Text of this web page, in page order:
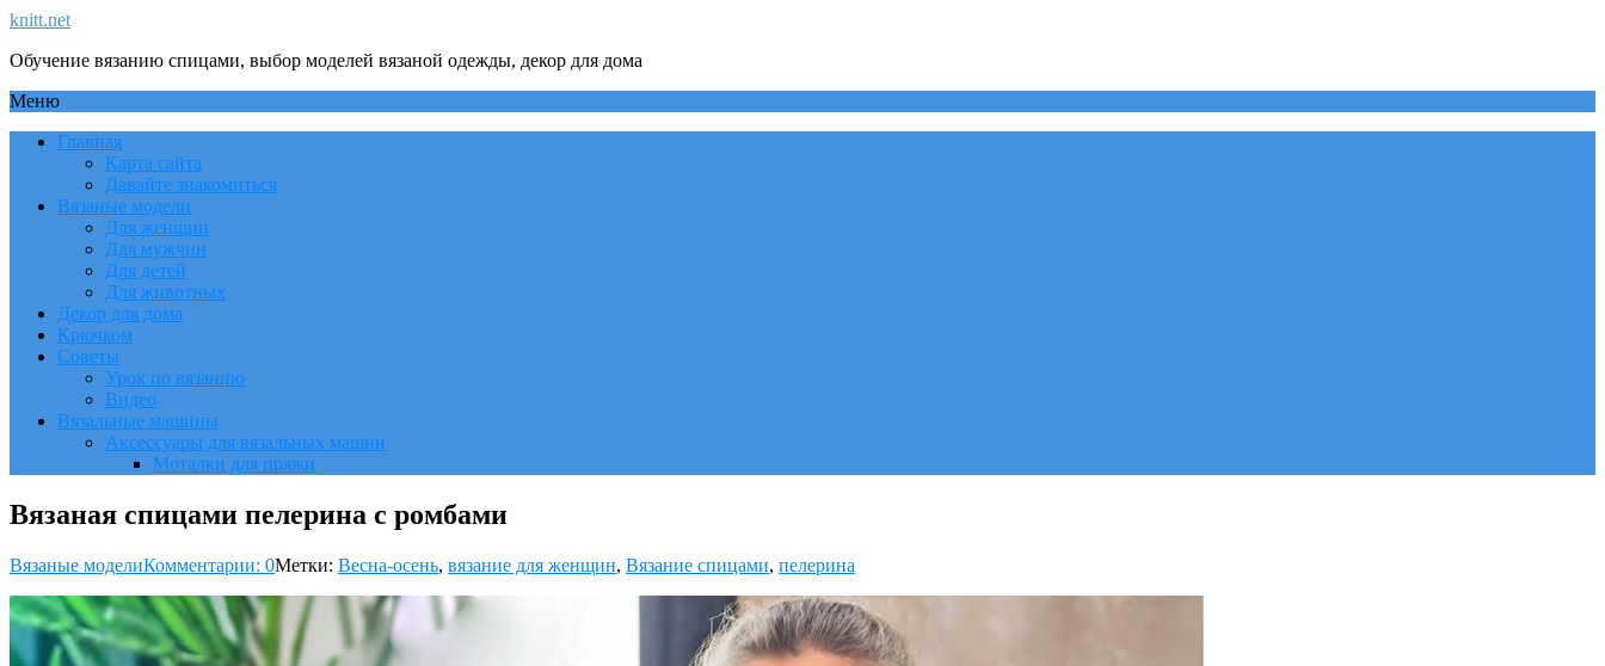
knitt.net
Обучение вязанию спицами, выбор моделей вязаной одежды, декор для дома
Меню
Главная
Карта сайта
Давайте знакомиться
Вязаные модели
Для женщин
Для мужчин
Для детей
Для животных
Декор для дома
Крючком
Советы
Урок по вязанию
Видео
Вязальные машины
Аксессуары для вязальных машин
Моталки для пряжи
Вязаная спицами пелерина с ромбами
Вязаные моделиКомментарии: 0Метки: Весна-осень, вязание для женщин, Вязание спицами, пелерина